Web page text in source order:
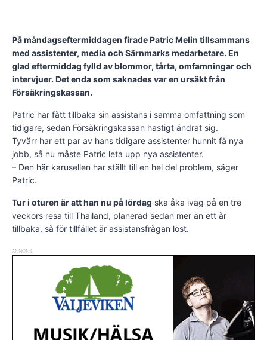
På måndagseftermiddagen firade Patric Melin tillsammans
med assistenter, media och Särnmarks medarbetare. En
glad eftermiddag fylld av blommor, tårta, omfamningar och
intervjuer. Det enda som saknades var en ursäkt från
Försäkringskassan.
Patric har fått tillbaka sin assistans i samma omfattning som
tidigare, sedan Försäkringskassan hastigt ändrat sig.
Tyvärr har ett par av hans tidigare assistenter hunnit få nya
jobb, så nu måste Patric leta upp nya assistenter.
– Den här karusellen har ställt till en hel del problem, säger
Patric.
Tur i oturen är att han nu på lördag ska åka iväg på en tre
veckors resa till Thailand, planerad sedan mer än ett år
tillbaka, så för tillfället är assistansfrågan löst.
ANNONS